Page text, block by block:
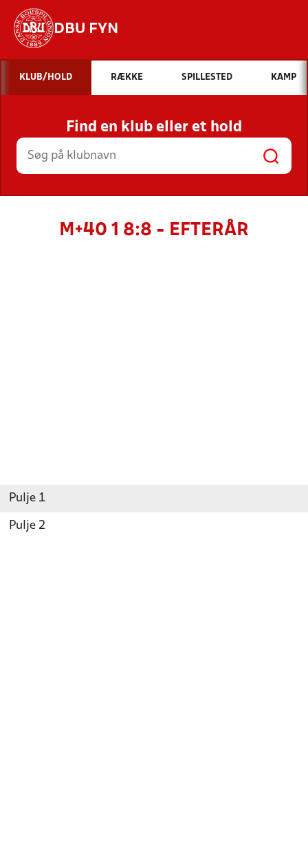
DBU FYN
Hvad vil du søge efter?
INDHOLD OG NYHEDER
STILLINGER, RESULTATER, KLUBBER OG
HOLD
KLUB/HOLD RÆKKE SPILLESTED KAMP
Find en klub eller et hold
M+40 1 8:8 - EFTERÅR
Pulje 1
Pulje 2